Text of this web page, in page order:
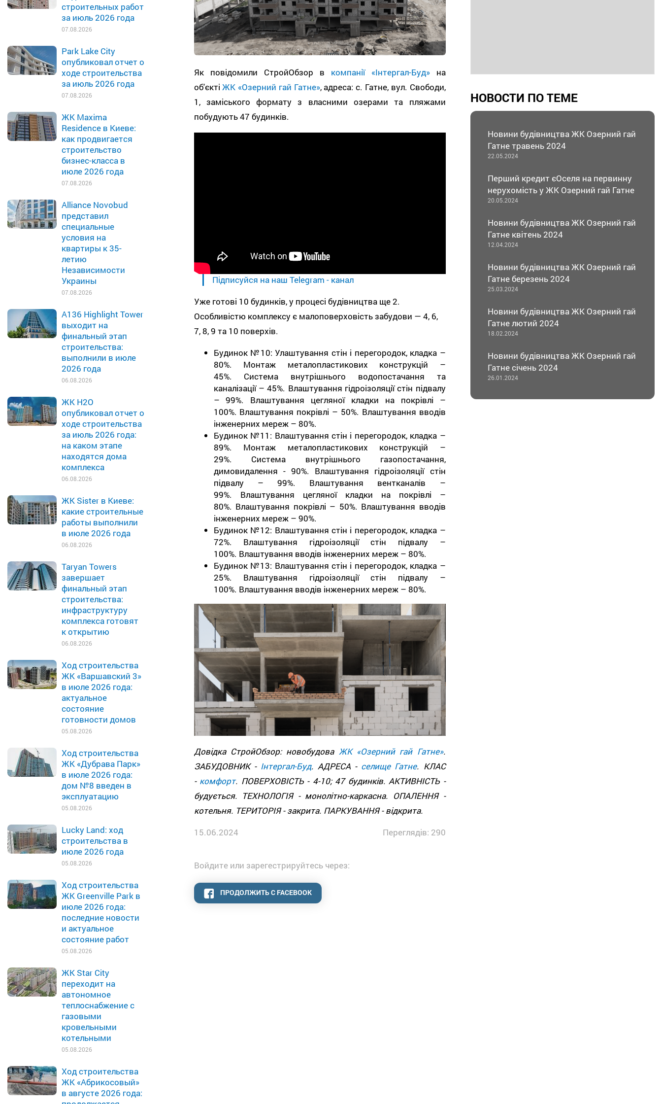
строительных работ
за июль 2026 года
07.08.2026
Park Lake City
опубликовал отчет о
ходе строительства
за июль 2026 года
07.08.2026
ЖК Maxima
Residence в Киеве:
как продвигается
строительство
бизнес-класса в
июле 2026 года
07.08.2026
Alliance Novobud
представил
специальные
условия на
квартиры к 35-
летию
Независимости
Украины
07.08.2026
A136 Highlight Tower
выходит на
финальный этап
строительства:
выполнили в июле
2026 года
06.08.2026
ЖК H2O
опубликовал отчет о
ходе строительства
за июль 2026 года:
на каком этапе
находятся дома
комплекса
06.08.2026
ЖК Sister в Киеве:
какие строительные
работы выполнили
в июле 2026 года
06.08.2026
Taryan Towers
завершает
финальный этап
строительства:
инфраструктуру
комплекса готовят
к открытию
06.08.2026
Ход строительства
ЖК «Варшавский 3»
в июле 2026 года:
актуальное
состояние
готовности домов
05.08.2026
Ход строительства
ЖК «Дубрава Парк»
в июле 2026 года:
дом №8 введен в
эксплуатацию
05.08.2026
Lucky Land: ход
строительства в
июле 2026 года
05.08.2026
Ход строительства
ЖК Greenville Park в
июле 2026 года:
последние новости
и актуальное
состояние работ
05.08.2026
ЖК Star City
переходит на
автономное
теплоснабжение с
газовыми
кровельными
котельными
05.08.2026
Ход строительства
ЖК «Абрикосовый»
в августе 2026 года:
Як повідомили СтройОбзор в компанії «Інтергал-Буд» на
об'єктіЖК «Озерний гай Гатне», адреса: с. Гатне, вул. Свободи,
1, заміського формату з власними озерами та пляжами
побудують 47 будинків.
Підписуйся на наш Telegram - канал
Уже готові 10 будинків, у процесі будівництва ще 2.
Особливістю комплексу є малоповерховість забудови — 4, 6,
7, 8, 9 та 10 поверхів.
Будинок №10: Улаштування стін і перегородок, кладка –
80%. Монтаж металопластикових конструкцій –
45%. Система внутрішнього водопостачання та
каналізації – 45%. Влаштування гідроізоляції стін підвалу
– 99%. Влаштування цегляної кладки на покрівлі –
100%. Влаштування покрівлі – 50%. Влаштування вводів
інженерних мереж – 80%.
Будинок №11: Влаштування стін і перегородок, кладка –
89%. Монтаж металопластикових конструкцій –
29%. Система внутрішнього газопостачання,
димовидалення - 90%. Влаштування гідроізоляції стін
підвалу – 99%. Влаштування вентканалів –
99%. Влаштування цегляної кладки на покрівлі –
80%. Влаштування покрівлі – 50%. Влаштування вводів
інженерних мереж – 90%.
Будинок №12: Влаштування стін і перегородок, кладка –
72%. Влаштування гідроізоляції стін підвалу –
100%. Влаштування вводів інженерних мереж – 80%.
Будинок №13: Влаштування стін і перегородок, кладка –
25%. Влаштування гідроізоляції стін підвалу –
100%. Влаштування вводів інженерних мереж – 80%.
Довідка СтройОбзор: новобудова ЖК «Озерний гай Гатне».
ЗАБУДОВНИК - Інтергал-Буд. АДРЕСА - селище Гатне. КЛАС
- комфорт. ПОВЕРХОВІСТЬ - 4-10; 47 будинків. АКТИВНІСТЬ -
будується. ТЕХНОЛОГІЯ - монолітно-каркасна. ОПАЛЕННЯ -
котельня. ТЕРИТОРІЯ - закрита. ПАРКУВАННЯ - відкрита.
15.06.2024
Переглядів: 290
Войдите или зарегестрируйтесь через:
ПРОДОЛЖИТЬ С FACEBOOK
НОВОСТИ ПО ТЕМЕ
Новини будівництва ЖК Озерний гай
Гатне травень 2024
22.05.2024
Перший кредит єОселя на первинну
нерухомість у ЖК Озерний гай Гатне
20.05.2024
Новини будівництва ЖК Озерний гай
Гатне квітень 2024
12.04.2024
Новини будівництва ЖК Озерний гай
Гатне березень 2024
25.03.2024
Новини будівництва ЖК Озерний гай
Гатне лютий 2024
18.02.2024
Новини будівництва ЖК Озерний гай
Гатне січень 2024
26.01.2024